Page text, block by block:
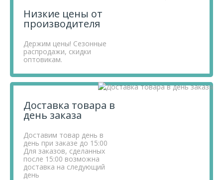
Низкие цены от
производителя
Держим цены! Сезонные
распродажи, скидки
оптовикам.
Доставка товара в
день заказа
Доставим товар день в
день при заказе до 15:00
Для заказов, сделанных
после 15:00 возможна
доставка на следующий
день